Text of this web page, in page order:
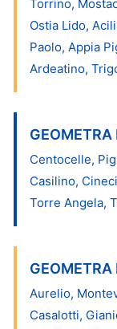
Torrino,
Ostia Lido,
Paolo, Appia
Ardeatino,
GEOMETRA
Centocelle,
Casilino,
Torre Angela,
GEOMETRA
Aurelio,
Casalotti,